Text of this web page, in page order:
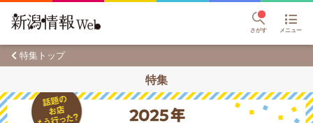
さがす メニュー
特集トップ
特集